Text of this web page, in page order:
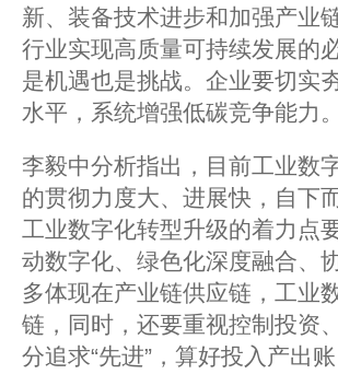
新、装备技术进步和加强产业
行业实现高质量可持续发展的
是机遇也是挑战。企业要切实
水平，系统增强低碳竞争能力。
李毅中分析指出，目前工业数
的贯彻力度大、进展快，自下
工业数字化转型升级的着力点
动数字化、绿色化深度融合、
多体现在产业链供应链，工业
链，同时，还要重视控制投资
分追求“先进”，算好投入产出